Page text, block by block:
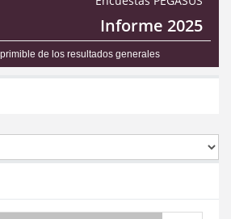
Informe 2025
de los resultados generales